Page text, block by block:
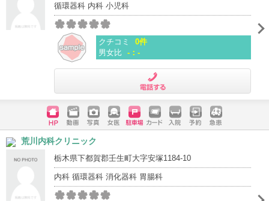
循環器科 内科 小児科
クチコミ
0件
男女比 -：-
ホームペ
ージ
動画 写真 女医 駐車場
クレジッ
入院 予約 急患
荒川内科クリニック
栃木県下都賀郡壬生町大字安塚1184-10
内科 循環器科 消化器科 胃腸科